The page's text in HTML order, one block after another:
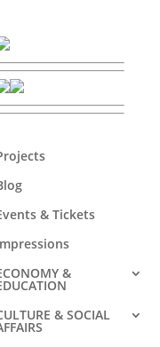
& Tickets
&
& SOCIAL